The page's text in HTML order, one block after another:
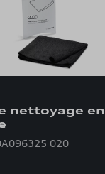
nettoyage en
020